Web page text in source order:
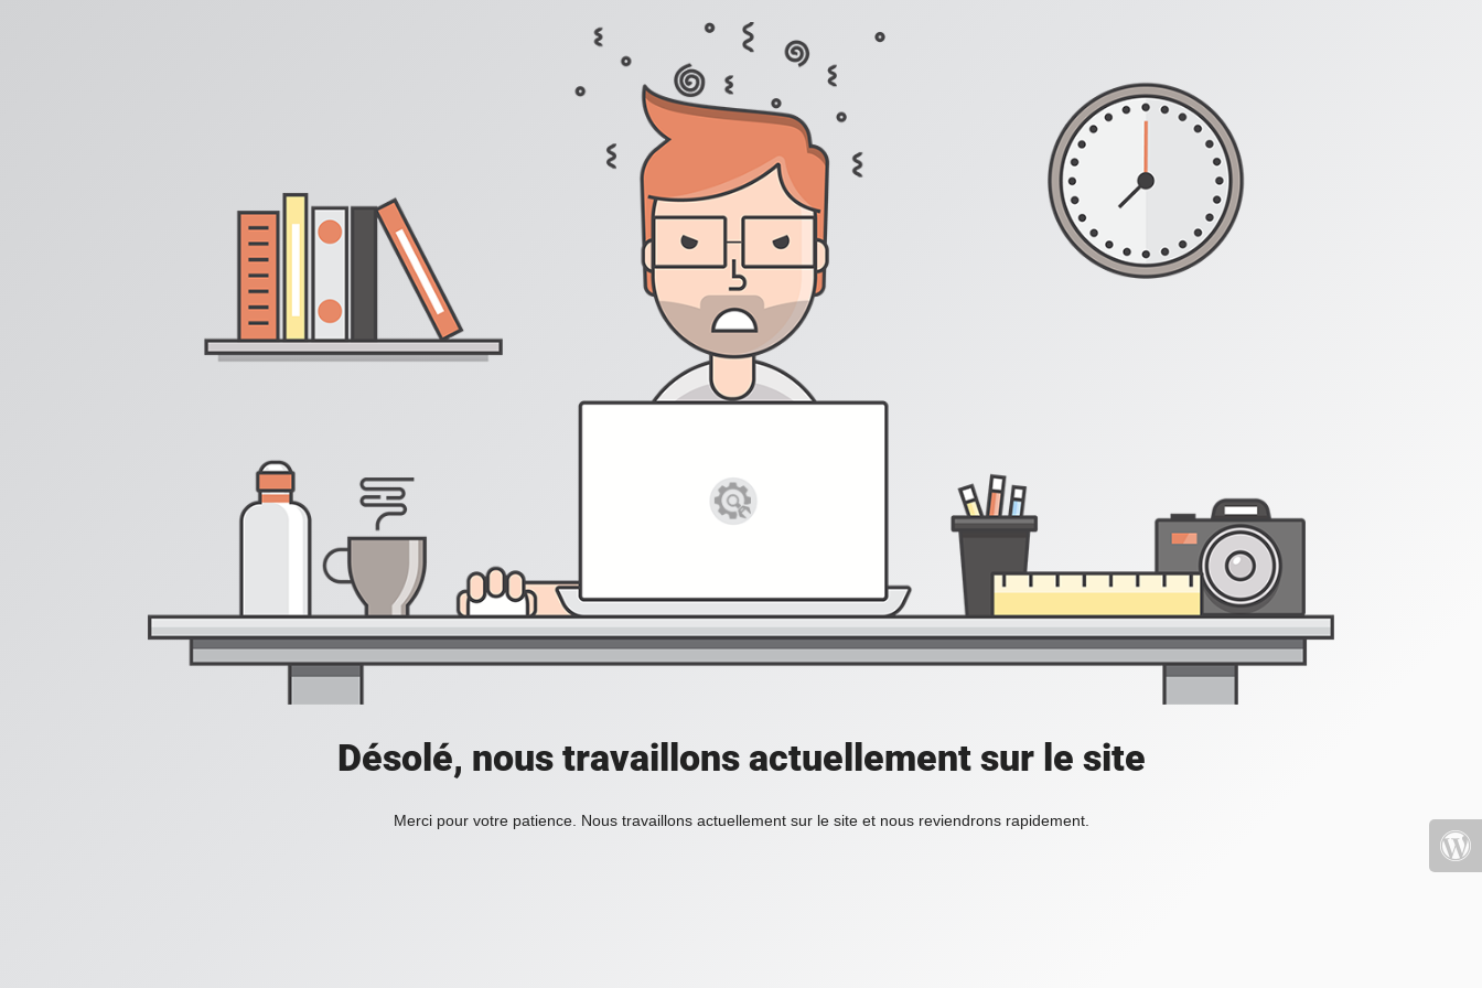
Désolé, nous travaillons actuellement sur le site
Merci pour votre patience. Nous travaillons actuellement sur le site et nous reviendrons rapidement.